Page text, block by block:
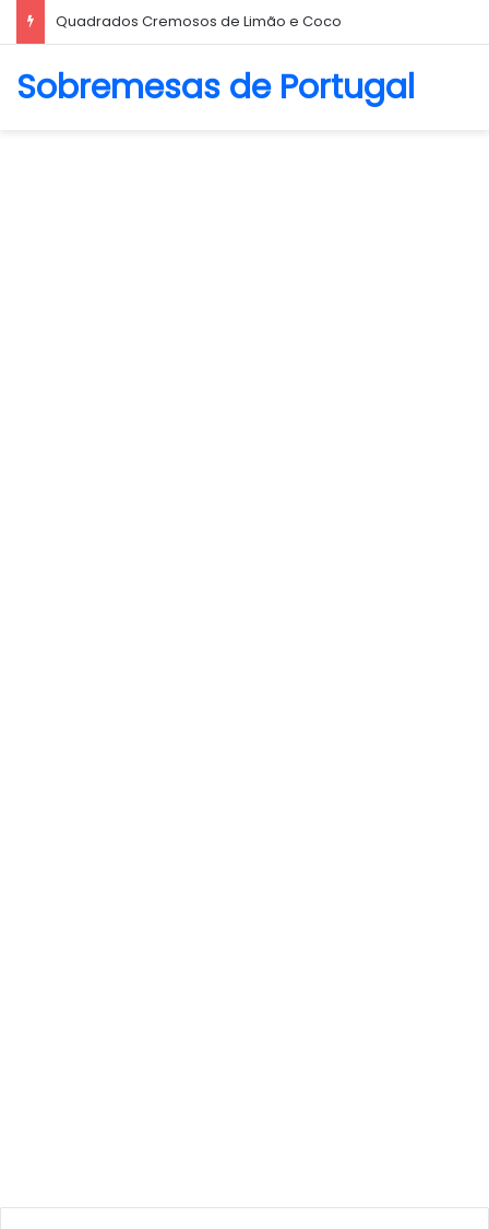
Biscoito Amanteigado
Sobremesas de Portugal